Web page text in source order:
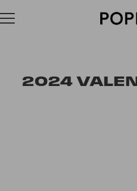
FASHION ACCESSORIES
2024